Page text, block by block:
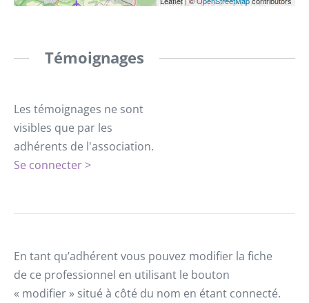
Témoignages
Les témoignages ne sont
visibles que par les
adhérents de l'association.
Se connecter >
En tant qu’adhérent vous pouvez modifier la fiche
de ce professionnel en utilisant le bouton
« modifier » situé à côté du nom en étant connecté.